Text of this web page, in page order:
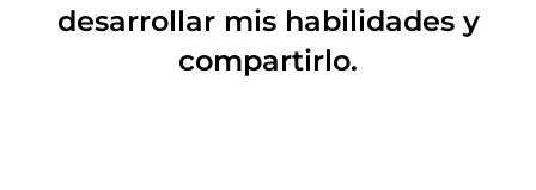
desarrollar mis habilidades y
compartirlo.